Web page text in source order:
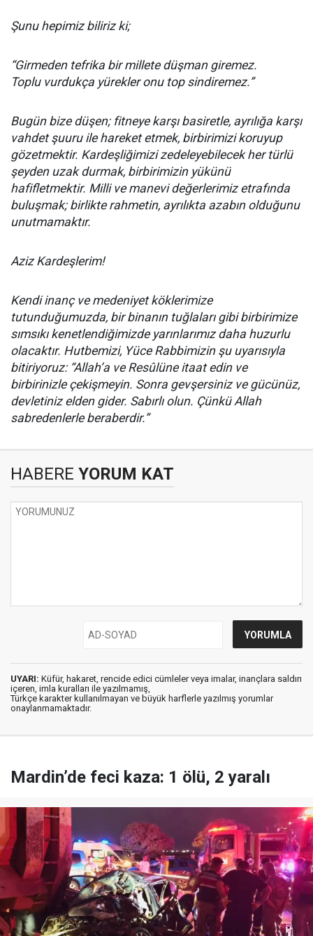
Şunu hepimiz biliriz ki;
“Girmeden tefrika bir millete düşman giremez.
Toplu vurdukça yürekler onu top sindiremez.”
Bugün bize düşen; fitneye karşı basiretle, ayrılığa karşı
vahdet şuuru ile hareket etmek, birbirimizi koruyup
gözetmektir. Kardeşliğimizi zedeleyebilecek her türlü
şeyden uzak durmak, birbirimizin yükünü
hafifletmektir. Milli ve manevi değerlerimiz etrafında
buluşmak; birlikte rahmetin, ayrılıkta azabın olduğunu
unutmamaktır.
Aziz Kardeşlerim!
Kendi inanç ve medeniyet köklerimize
tutunduğumuzda, bir binanın tuğlaları gibi birbirimize
sımsıkı kenetlendiğimizde yarınlarımız daha huzurlu
olacaktır. Hutbemizi, Yüce Rabbimizin şu uyarısıyla
bitiriyoruz: “Allah’a ve Resûlüne itaat edin ve
birbirinizle çekişmeyin. Sonra gevşersiniz ve gücünüz,
devletiniz elden gider. Sabırlı olun. Çünkü Allah
sabredenlerle beraberdir.”
HABERE YORUM KAT
UYARI: Küfür, hakaret, rencide edici cümleler veya imalar, inançlara saldırı
içeren, imla kuralları ile yazılmamış,
Türkçe karakter kullanılmayan ve büyük harflerle yazılmış yorumlar
onaylanmamaktadır.
Mardin’de feci kaza: 1 ölü, 2 yaralı